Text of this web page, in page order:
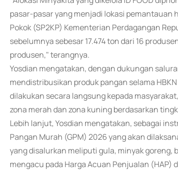
pasar-pasar yang menjadi lokasi pemantauan
Pokok (SP2KP) Kementerian Perdagangan
sebelumnya sebesar 17.474 ton dari 16
produsen," terangnya.
Yosdian mengatakan, dengan dukungan
mendistribusikan produk pangan selama
dilakukan secara langsung kepada
zona merah dan zona kuning berdasarkan
Lebih lanjut, Yosdian mengatakan, sebagai
Pangan Murah (GPM) 2026 yang akan
yang disalurkan meliputi gula, minyak goreng,
mengacu pada Harga Acuan Penjualan (HAP)